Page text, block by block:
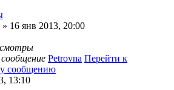
» 16 янв 2013, 20:00
Petrovna Перейти к
сообщению
13:10